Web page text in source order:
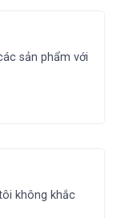
sản phẩm với
không khắc